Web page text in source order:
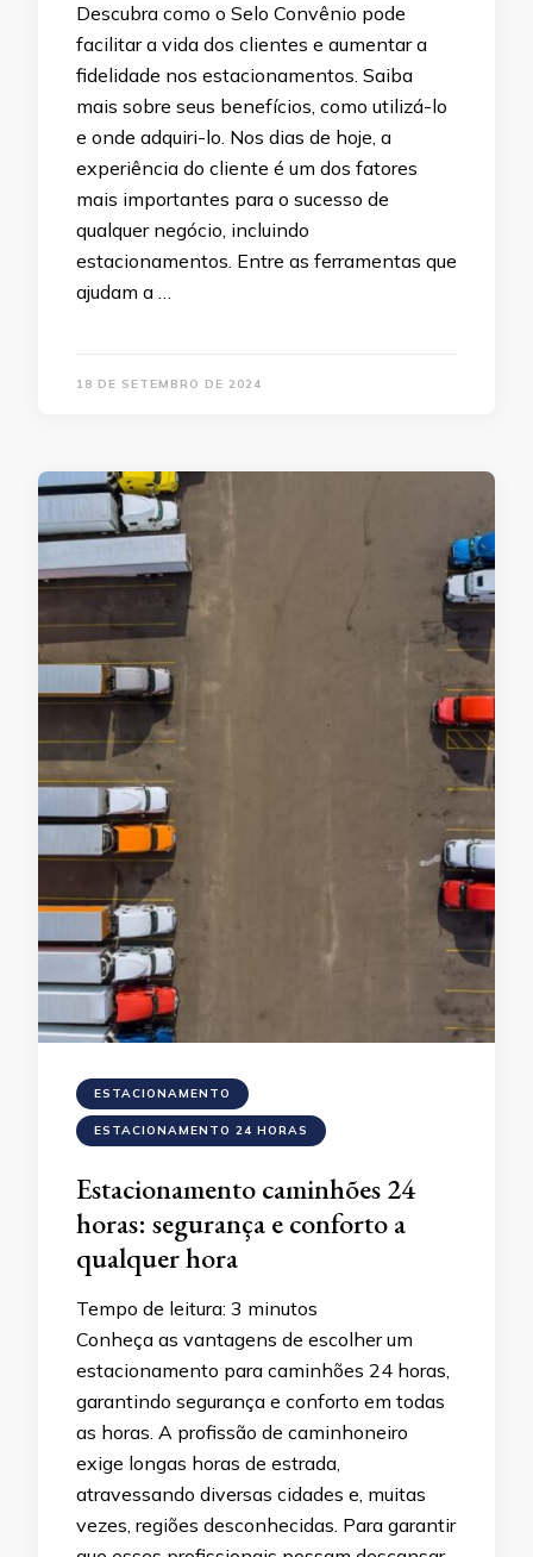
Descubra como o Selo Convênio pode
facilitar a vida dos clientes e aumentar a
fidelidade nos estacionamentos. Saiba
mais sobre seus benefícios, como utilizá-lo
e onde adquiri-lo. Nos dias de hoje, a
experiência do cliente é um dos fatores
mais importantes para o sucesso de
qualquer negócio, incluindo
estacionamentos. Entre as ferramentas que
ajudam a …
18 DE SETEMBRO DE 2024
ESTACIONAMENTO
ESTACIONAMENTO 24 HORAS
Estacionamento caminhões 24
horas: segurança e conforto a
qualquer hora
Tempo de leitura: 3 minutos
Conheça as vantagens de escolher um
estacionamento para caminhões 24 horas,
garantindo segurança e conforto em todas
as horas. A profissão de caminhoneiro
exige longas horas de estrada,
atravessando diversas cidades e, muitas
vezes, regiões desconhecidas. Para garantir